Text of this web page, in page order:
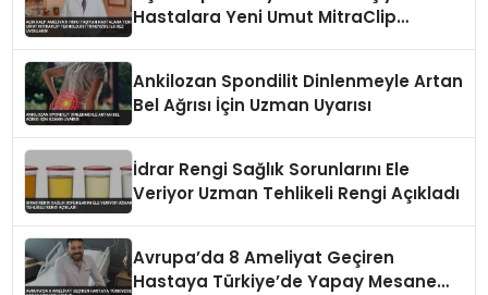
Hastalara Yeni Umut MitraClip
Ankilozan Spondilit Dinlenmeyle Artan
Bel Ağrısı İçin Uzman Uyarısı
İdrar Rengi Sağlık Sorunlarını Ele
Veriyor Uzman Tehlikeli Rengi Açıkladı
Avrupa’da 8 Ameliyat Geçiren
Hastaya Türkiye’de Yapay Mesane